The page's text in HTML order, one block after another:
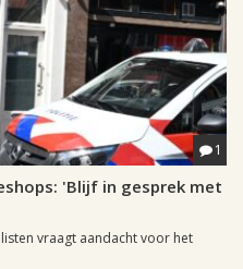
1
'Blijf in gesprek met
vraagt aandacht voor het